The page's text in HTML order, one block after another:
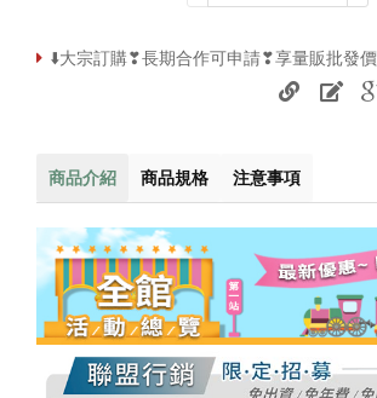
⬇️大宗訂購❣長期合作可申請❣享量販批發價
商品介紹 商品規格 注意事項